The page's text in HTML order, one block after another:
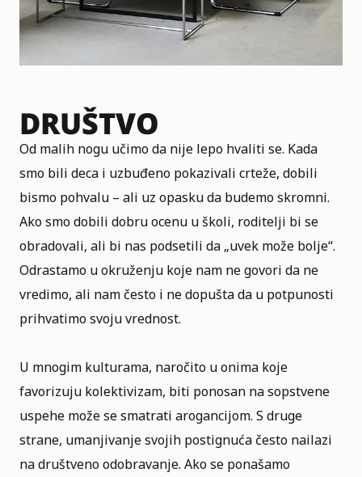
DRUŠTVO
Od malih nogu učimo da nije lepo hvaliti se. Kada
smo bili deca i uzbuđeno pokazivali crteže, dobili
bismo pohvalu – ali uz opasku da budemo skromni.
Ako smo dobili dobru ocenu u školi, roditelji bi se
obradovali, ali bi nas podsetili da „uvek može bolje“.
Odrastamo u okruženju koje nam ne govori da ne
vredimo, ali nam često i ne dopušta da u potpunosti
prihvatimo svoju vrednost.
U mnogim kulturama, naročito u onima koje
favorizuju kolektivizam, biti ponosan na sopstvene
uspehe može se smatrati arogancijom. S druge
strane, umanjivanje svojih postignuća često nailazi
na društveno odobravanje. Ako se ponašamo